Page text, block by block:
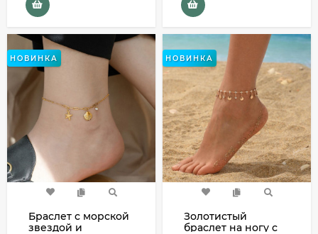
НОВИНКА
Браслет с морской
звездой и
НОВИНКА
Золотистый
браслет на ногу с